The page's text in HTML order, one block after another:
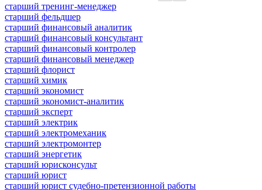
старший тренинг-менеджер
старший фельдшер
старший финансовый аналитик
старший финансовый консультант
старший финансовый контролер
старший финансовый менеджер
старший флорист
старший химик
старший экономист
старший экономист-аналитик
старший эксперт
старший электрик
старший электромеханик
старший электромонтер
старший энергетик
старший юрисконсульт
старший юрист
старший юрист судебно-претензионной работы